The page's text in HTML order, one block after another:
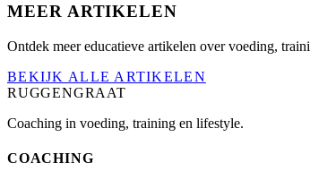
MEER ARTIKELEN
Ontdek meer educatieve artikelen over voeding,
BEKIJK ALLE ARTIKELEN
RUGGENGRAAT
Coaching in voeding, training en lifestyle.
COACHING